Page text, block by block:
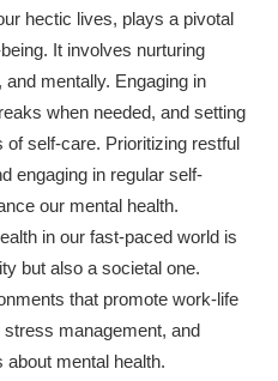
hectic lives, plays a pivotal
It involves nurturing
mentally. Engaging in
when needed, and setting
of self-care. Prioritizing restful
engaging in regular self-
our mental health.
in our fast-paced world is
but also a societal one.
that promote work-life
management, and
mental health.